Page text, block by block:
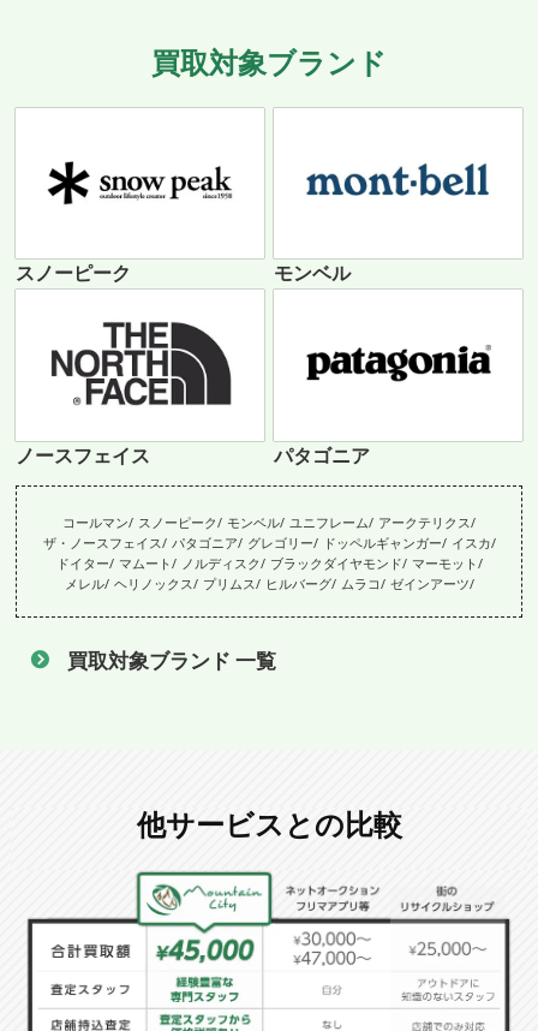
買取対象ブランド
スノーピーク モンベル
ノースフェイス パタゴニア
コールマン スノーピーク モンベル ユニフレーム
アークテリクス
ザ・ノースフェイス パタゴニア グレゴリー ドッペルギャンガー
イスカ
ドイター
マムート ノルディスク ブラックダイヤモンド
マーモット
メレル ヘリノックス プリムス ヒルバーグ ムラコ ゼインアーツ
買取対象ブランド 一覧
他サービスとの比較